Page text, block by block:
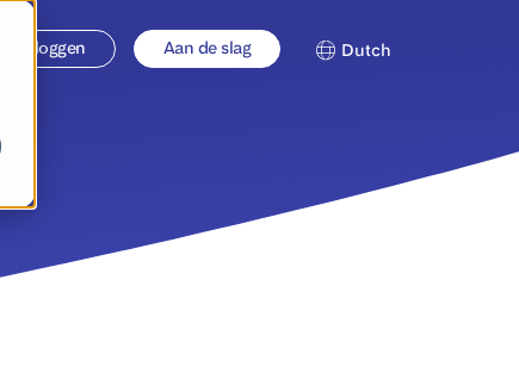
Inloggen Aan de slag Dutch